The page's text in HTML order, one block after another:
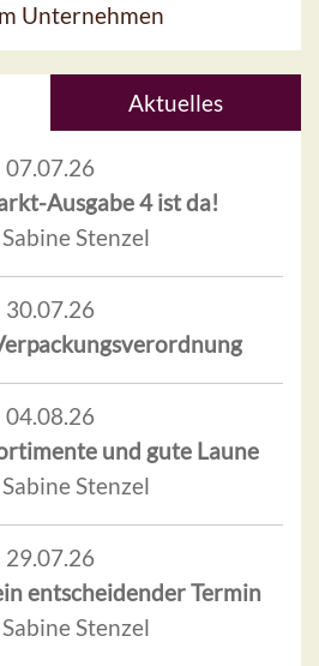
Unternehmen
Aktuelles
07.07.26
Ausgabe 4 ist da!
Stenzel
30.07.26
04.08.26
und gute Laune
Stenzel
29.07.26
entscheidender Termin
Stenzel